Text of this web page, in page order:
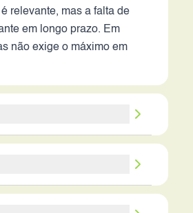
relevante, mas a falta de
em longo prazo. Em
não exige o máximo em
da câmera podem não
a decisão de adquirir o